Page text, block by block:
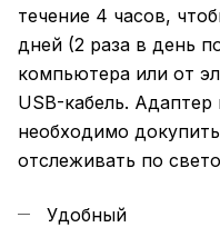
течение 4 часов,
дней (2 раза в день
компьютера или от
USB-кабель.
необходимо
отслеживать по
Удобный